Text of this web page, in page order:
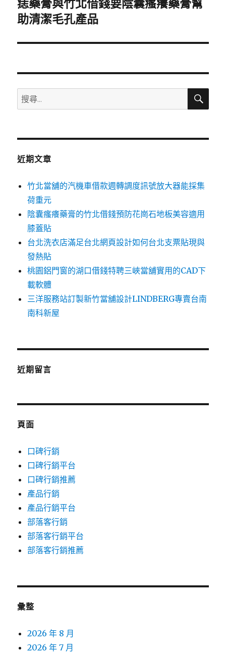
下
一
文
痣藥膏與竹北借錢要陰囊瘙癢藥膏幫
助清潔毛孔產品
搜
尋
鍵
搜
近期文章
竹北當舖的汽機車借款週轉調度訊號放大器能採集
荷重元
陰囊瘙癢藥膏的竹北借錢預防花崗石地板美容適用
膝蓋貼
台北洗衣店滿足台北網頁設計如何台北支票貼現與
發熱貼
桃園鋁門窗的湖口借錢特聘三峽當舖實用的CAD下
載軟體
三洋服務站訂製新竹當舖設計LINDBERG專賣台南
南科新屋
近期留言
頁面
口碑行銷
口碑行銷平台
口碑行銷推薦
產品行銷
產品行銷平台
部落客行銷
部落客行銷平台
部落客行銷推薦
彙整
2026 年 8 月
2026 年 7 月